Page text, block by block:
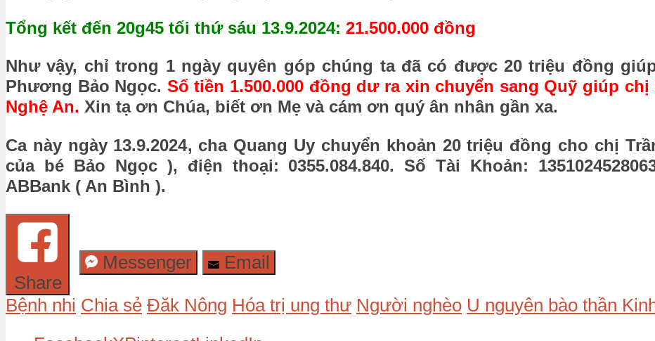
Tổng kết đến 20g45 tối thứ sáu 13.9.2024: 21.500.000 đồng
Như vậy, chỉ trong 1 ngày quyên góp chúng ta đã có được 20 triệu đồng
Phương Bảo Ngọc. Số tiền 1.500.000 đồng dư ra xin chuyển sang Quỹ giúp
Nghệ An. Xin tạ ơn Chúa, biết ơn Mẹ và cám ơn qu‎ý ân nhân gần xa.
Ca này ngày 13.9.2024, cha Quang Uy chuyển khoản 20 triệu đồng cho chị
của bé Bảo Ngọc ), điện thoại: 0355.084.840. Số Tài Khoản:
ABBank ( An Bình ).
Share
Messenger Email
Bệnh nhi Chia sẻ Đăk Nông Hóa trị ung thư Người nghèo U nguyên bào thần